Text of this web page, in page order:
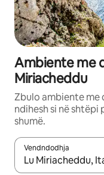
Ambiente me
Miriacheddu
Zbulo ambiente
ndihesh si në shtëpi
shumë.
Vendndodhja
Kur rezultatet të